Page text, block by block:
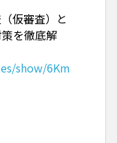
仮審査）と
を徹底解
show/6Km